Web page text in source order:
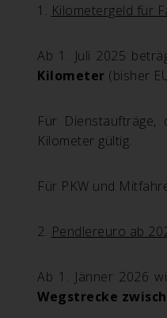
1. Kilometergeld für
Ab 1. Juli 2025
Kilometer (bisher
Für
Kilometer gültig.
Für PKW und
2. Pendlereuro ab
Ab 1. Jänner 2026
Wegstrecke